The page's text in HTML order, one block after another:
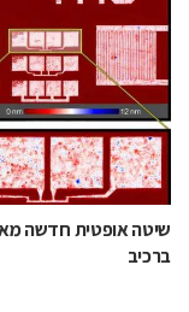
ברכיב